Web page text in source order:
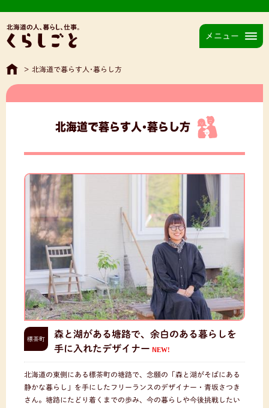
メニュー
> 北海道で暮らす人･暮らし方
北海道で暮らす人･暮らし方
標茶町
森と湖がある塘路で、余白のある暮らしを
手に入れたデザイナー NEW!
北海道の東側にある標茶町の塘路で、念願の「森と湖がそばにある
静かな暮らし」を手にしたフリーランスのデザイナー・青坂さつき
さん。塘路にたどり着くまでの歩み、今の暮らしや今後挑戦したい